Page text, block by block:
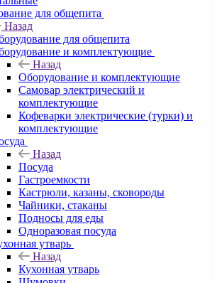
для общепита
Назад
для общепита
и комплектующие
Назад
Оборудование и комплектующие
Самовар электрический и
комплектующие
Кофеварки электрические (турки) и
комплектующие
Назад
Посуда
Гастроемкости
Кастрюли, казаны, сковороды
Чайники, стаканы
Подносы для еды
Одноразовая посуда
утварь
Назад
Кухонная утварь